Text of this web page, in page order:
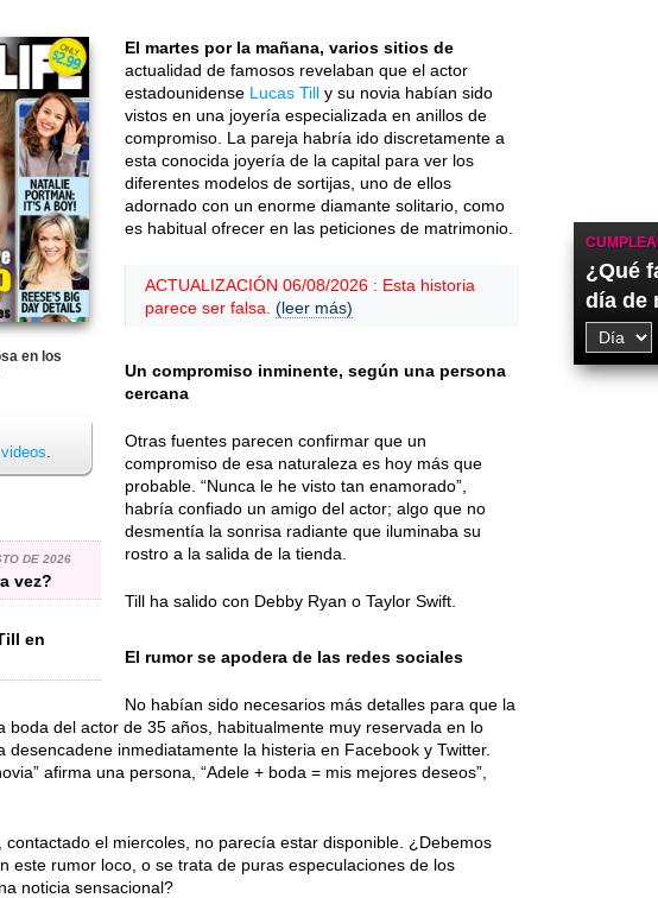
en los
videos.
DE 2026
vez?
en
El martes por la mañana, varios sitios de
actualidad de famosos revelaban que el actor
estadounidense Lucas Till y su novia habían sido
vistos en una joyería especializada en anillos de
compromiso. La pareja habría ido discretamente a
esta conocida joyería de la capital para ver los
diferentes modelos de sortijas, uno de ellos
adornado con un enorme diamante solitario, como
es habitual ofrecer en las peticiones de matrimonio.
ACTUALIZACIÓN 06/08/2026 : Esta historia
parece ser falsa. (leer más)
Un compromiso inminente, según una persona
cercana
Otras fuentes parecen confirmar que un
compromiso de esa naturaleza es hoy más que
probable. “Nunca le he visto tan enamorado”,
habría confiado un amigo del actor; algo que no
desmentía la sonrisa radiante que iluminaba su
rostro a la salida de la tienda.
Till ha salido con Debby Ryan o Taylor Swift.
El rumor se apodera de las redes sociales
No habían sido necesarios más detalles para que la
boda del actor de 35 años, habitualmente muy reservada en lo
desencadene inmediatamente la histeria en Facebook y Twitter.
afirma una persona, “Adele + boda = mis mejores deseos”,
contactado el miercoles, no parecía estar disponible. ¿Debemos
este rumor loco, o se trata de puras especulaciones de los
noticia sensacional?
¿Qué
día de